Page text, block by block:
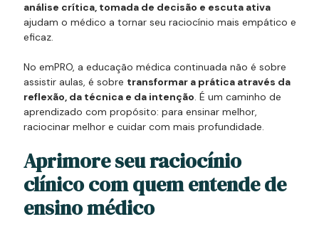
análise crítica, tomada de decisão e escuta ativa
ajudam o médico a tornar seu raciocínio mais empático e
eficaz.
No emPRO, a educação médica continuada não é sobre
assistir aulas, é sobre transformar a prática através da
reflexão, da técnica e da intenção. É um caminho de
aprendizado com propósito: para ensinar melhor,
raciocinar melhor e cuidar com mais profundidade.
Aprimore seu raciocínio
clínico com quem entende de
ensino médico